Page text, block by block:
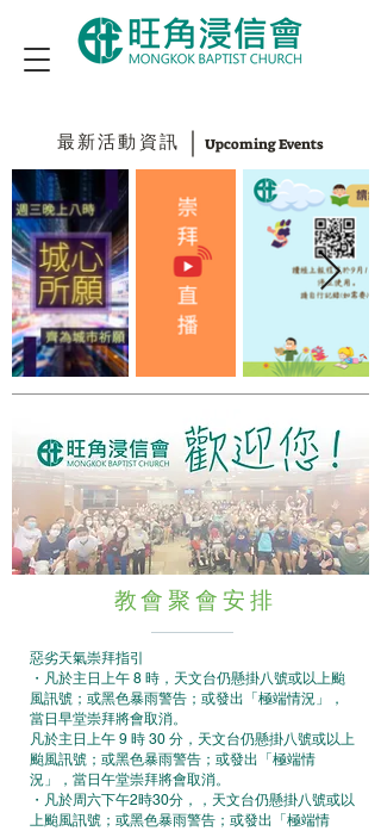
最新活動資訊 ｜​Upcoming Events
教會聚會安排
惡劣天氣崇拜指引
・凡於主日上午 8 時，天文台仍懸掛八號或以上颱
風訊號；或黑色暴雨警告；或發出「極端情況」，
當日早堂崇拜將會取消。
凡於主日上午 9 時 30 分，天文台仍懸掛八號或以上
颱風訊號；或黑色暴雨警告；或發出「極端情
況」，當日午堂崇拜將會取消。
・凡於周六下午2時30分，，天文台仍懸掛八號或以
上颱風訊號；或黑色暴雨警告；或發出「極端情